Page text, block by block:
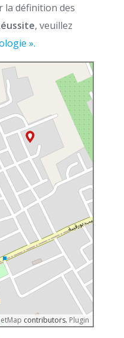
la définition des
, veuillez
».
contributors. Plugin